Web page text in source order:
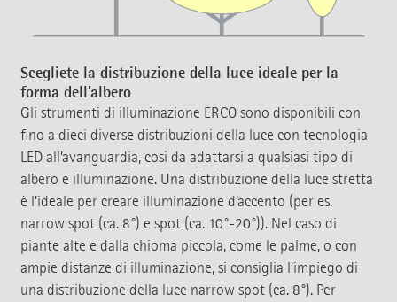
Scegliete la distribuzione della luce ideale per la
forma dell’albero
Gli strumenti di illuminazione ERCO sono disponibili con
fino a dieci diverse distribuzioni della luce con tecnologia
LED all’avanguardia, così da adattarsi a qualsiasi tipo di
albero e illuminazione. Una distribuzione della luce stretta
è l’ideale per creare illuminazione d’accento (per es.
narrow spot (ca. 8°) e spot (ca. 10°-20°)). Nel caso di
piante alte e dalla chioma piccola, come le palme, o con
ampie distanze di illuminazione, si consiglia l’impiego di
una distribuzione della luce narrow spot (ca. 8°). Per